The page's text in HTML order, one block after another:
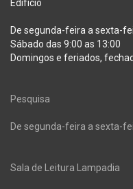
Edifício
De segunda-feira a sexta-
Sábado das 9:00 as 13:00
Domingos e feriados,
Pesquisa
De segunda-feira a sexta-
Sala de Leitura Lampadia